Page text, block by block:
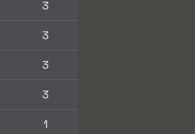
3
3
3
3
1